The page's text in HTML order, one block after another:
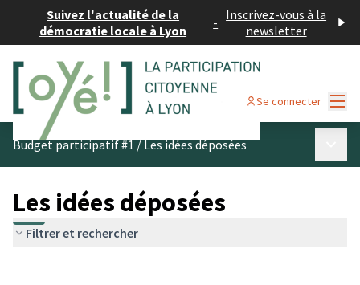
Suivez l'actualité de la
démocratie locale à Lyon
- Inscrivez-vous à la
newsletter
Se connecter
Budget participatif #1/Les idées déposées
Les idées déposées
Filtrer et rechercher